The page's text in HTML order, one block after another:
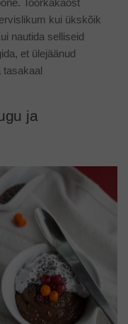
Toorkakaost
kui ükskõik
nautida selliseid
et ülejäänud
tasakaal
ja